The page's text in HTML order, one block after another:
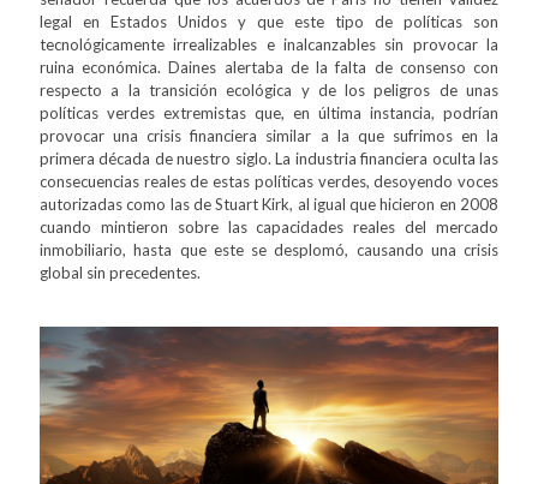
legal en Estados Unidos y que este tipo de políticas son
tecnológicamente irrealizables e inalcanzables sin provocar la
ruina económica. Daines alertaba de la falta de consenso con
respecto a la transición ecológica y de los peligros de unas
políticas verdes extremistas que, en última instancia, podrían
provocar una crisis financiera similar a la que sufrimos en la
primera década de nuestro siglo. La industria financiera oculta las
consecuencias reales de estas políticas verdes, desoyendo voces
autorizadas como las de Stuart Kirk, al igual que hicieron en 2008
cuando mintieron sobre las capacidades reales del mercado
inmobiliario, hasta que este se desplomó, causando una crisis
global sin precedentes.